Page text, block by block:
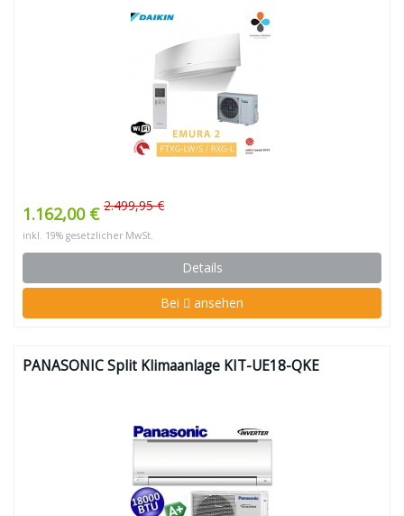
1.162,00 € 2.499,95 €
inkl. 19% gesetzlicher MwSt.
Details
Bei ansehen
PANASONIC Split Klimaanlage KIT-UE18-QKE